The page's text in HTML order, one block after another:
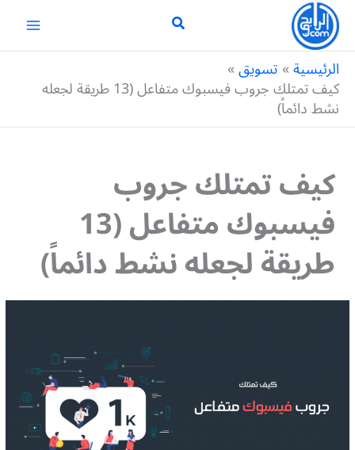
تخطي
المحتوى
الرئيسية تسويق
كيف تمتلك جروب فيسبوك متفاعل (13 طريقة لجعله
نشط دائماً)
كيف تمتلك جروب
فيسبوك متفاعل (13
طريقة لجعله نشط دائماً)